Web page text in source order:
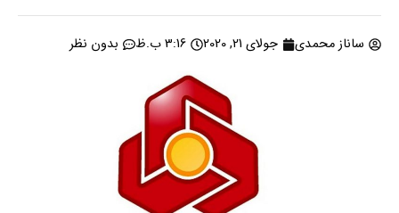
ساناز محمدی جولای 21, 2020 3:16 ب.ظ بدون نظر